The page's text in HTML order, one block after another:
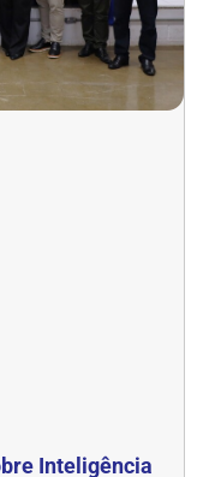
Inteligência